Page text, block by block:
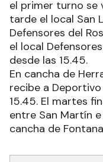
el primer turno se
tarde el local San
Defensores del
el local
desde las 15.45.
En cancha de
recibe a
15.45. El martes
entre San Martín
cancha de